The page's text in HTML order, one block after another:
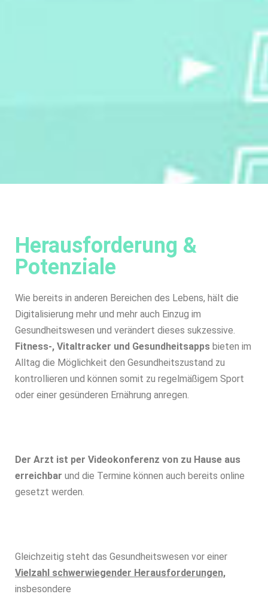
Herausforderung &
Potenziale
Wie bereits in anderen Bereichen des Lebens, hält die
Digitalisierung mehr und mehr auch Einzug im
Gesundheitswesen und verändert dieses sukzessive.
Fitness-, Vitaltracker und Gesundheitsapps bieten im
Alltag die Möglichkeit den Gesundheitszustand zu
kontrollieren und können somit zu regelmäßigem Sport
oder einer gesünderen Ernährung anregen.
Der Arzt ist per Videokonferenz von zu Hause aus
erreichbar und die Termine können auch bereits online
gesetzt werden.
Gleichzeitig steht das Gesundheitswesen vor einer
Vielzahl schwerwiegender Herausforderungen,
insbesondere